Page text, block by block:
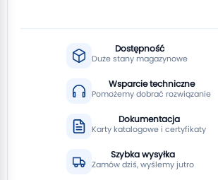
Dostępność
Duże stany magazynowe
Wsparcie techniczne
Pomożemy dobrać rozwiązanie
Dokumentacja
Karty katalogowe i certyfikaty
Szybka wysyłka
Zamów dziś, wyślemy jutro